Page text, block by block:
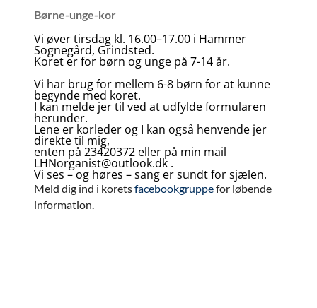
Børne-unge-kor
Vi øver tirsdag kl. 16.00–17.00 i Hammer
Sognegård, Grindsted.
Koret er for børn og unge på 7-14 år.
Vi har brug for mellem 6-8 børn for at kunne
begynde med koret.
I kan melde jer til ved at udfylde formularen
herunder.
Lene er korleder og I kan også henvende jer
direkte til mig,
enten på 23420372 eller på min mail
LHNorganist@outlook.dk .
Vi ses – og høres – sang er sundt for sjælen.
Meld dig ind i koretsfacebookgruppefor løbende
information.